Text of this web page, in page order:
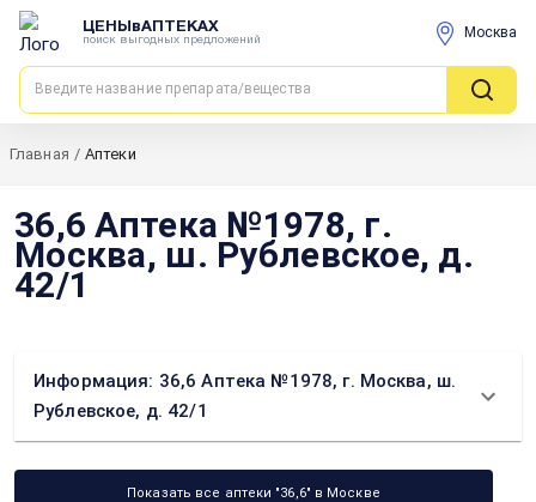
ЦЕНЫвАПТЕКАХ
поиск выгодных предложений Москва
Главная / Аптеки
36,6 Аптека №1978, г.
Москва, ш. Рублевское, д.
42/1
Информация: 36,6 Аптека №1978, г. Москва, ш.
Рублевское, д. 42/1
Показать все аптеки "36,6" в Москве